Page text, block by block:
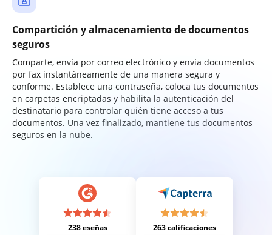
Compartición y almacenamiento de documentos
seguros
Comparte, envía por correo electrónico y envía documentos
por fax instantáneamente de una manera segura y
conforme. Establece una contraseña, coloca tus documentos
en carpetas encriptadas y habilita la autenticación del
destinatario para controlar quién tiene acceso a tus
documentos. Una vez finalizado, mantiene tus documentos
seguros en la nube.
238 eseñas 263 calificaciones